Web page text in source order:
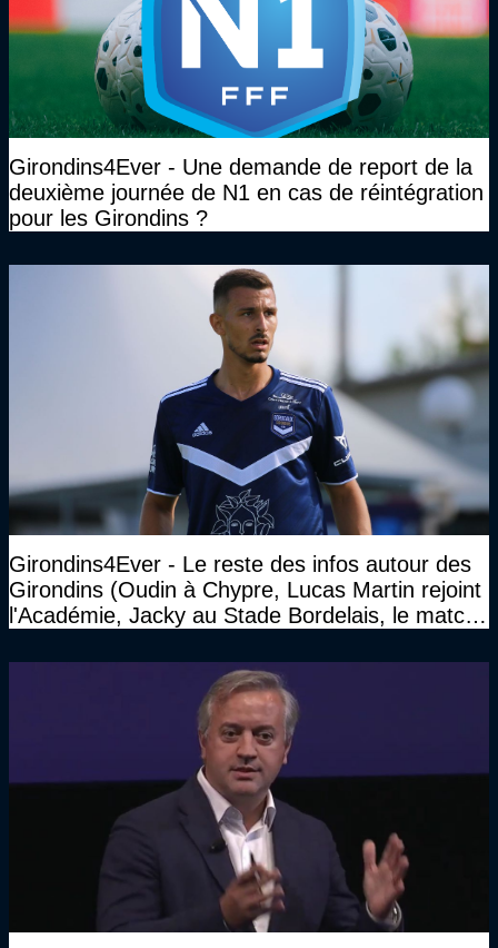
Girondins4Ever - Une demande de report de la
deuxième journée de N1 en cas de réintégration
pour les Girondins ?
Girondins4Ever - Le reste des infos autour des
Girondins (Oudin à Chypre, Lucas Martin rejoint
l'Académie, Jacky au Stade Bordelais, le match